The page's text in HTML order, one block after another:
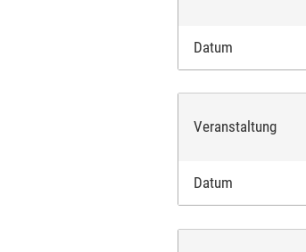
Datum
Veranstaltung
Datum